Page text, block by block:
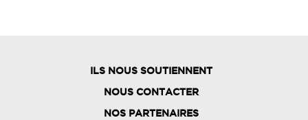
ILS NOUS SOUTIENNENT
NOUS CONTACTER
NOS PARTENAIRES